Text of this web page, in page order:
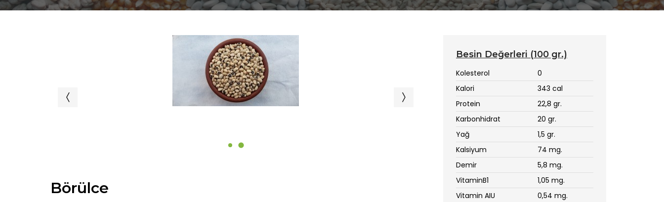
Börülce
Besin Değerleri (100 gr.)
Kolesterol
0
Kalori
343 cal
Protein
22,8 gr.
Karbonhidrat
20 gr.
Yağ
1,5 gr.
Kalsiyum
74 mg.
Demir
5,8 mg.
VitaminB1
1,05 mg.
Vitamin AIU
0,54 mg.